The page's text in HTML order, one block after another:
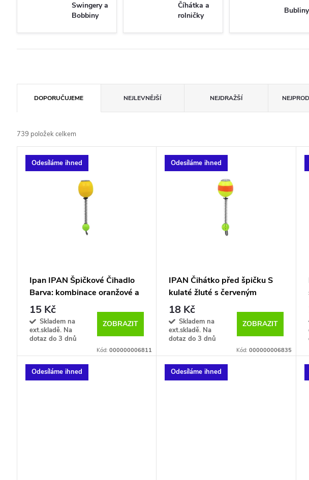
Swingery a
Bobbiny
Číhátka a
rolničky
Bubliny
a
z
e
u
k
DOPORUČUJEME NEJLEVNĚJŠÍ NEJDRAŽŠÍ
739 položek celkem
V
d
u
Odesíláme ihned
Ipan IPAN Špičkové Čihadlo
Barva: kombinace oranžové a
žluté
15 Kč
Skladem na
ext.skladě. Na
dotaz do 3 dnů
ZOBRAZIT
Kód:000000006811
Odesíláme ihned
IPAN Čihátko před špičku S
kulaté žluté s červeným
pruhem 0,9 gr
18 Kč
Skladem na
ext.skladě. Na
dotaz do 3 dnů
ZOBRAZIT
Kód: 000000006835
Odesíláme ihned Odesíláme ihned